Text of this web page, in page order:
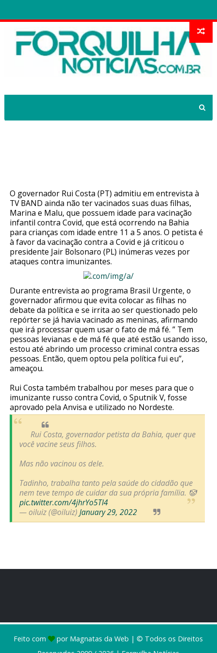
O governador Rui Costa (PT) admitiu em entrevista à
TV BAND ainda não ter vacinados suas duas filhas,
Marina e Malu, que possuem idade para vacinação
infantil contra Covid, que está ocorrendo na Bahia
para crianças com idade entre 11 a 5 anos. O petista é
à favor da vacinação contra a Covid e já criticou o
presidente Jair Bolsonaro (PL) inúmeras vezes por
ataques contra imunizantes.
Durante entrevista ao programa Brasil Urgente, o
governador afirmou que evita colocar as filhas no
debate da política e se irrita ao ser questionado pelo
repórter se já havia vacinado as meninas, afirmando
que irá processar quem usar o fato de má fé. ” Tem
pessoas levianas e de má fé que até estão usando isso,
estou até abrindo um processo criminal contra essas
pessoas. Então, quem optou pela política fui eu”,
ameaçou.
Rui Costa também trabalhou por meses para que o
imunizante russo contra Covid, o Sputnik V, fosse
aprovado pela Anvisa e utilizado no Nordeste.
Rui Costa, governador petista da Bahia, quer que
você vacine seus filhos.
Mas não vacinou os dele.
Tadinho, trabalha tanto pela saúde do cidadão que
nem teve tempo de cuidar da sua própria família. 🤡
pic.twitter.com/4jhrYo5TI4
— oiluiz (@oiIuiz) January 29, 2022
Feito com por Magnatas da Web | © Todos os Direitos